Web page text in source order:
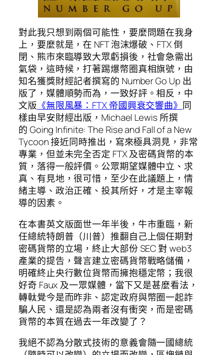
對此我只想到兩個可能性，要麼問題在我身
上，要麼就是，在 NFT 泡沫爆破、FTX 倒
閉、熊市來臨導致大眾虧損後，社會急需出
氣袋，這時候，打著踢爆幣圈真相旗號，由
知名獲獎財經記者撰寫的 Number Go Up 出
版了，媒體順勢而為，一致好評。相反，中
文版 《無限風暴：FTX 帝國興衰交響曲》 同
樣由早安財經出版，Michael Lewis 所撰
的Going Infinite: The Rise and Fall of a New
Tycoon接近同時推出，寫來極具洞見，非常
專業，但並未完全否定 FTX 及密碼貨幣的本
質，落得一般評價。公眾期望媒體中立、求
真、有見地，很可惜，至少在此議題上，情
緒主導、政治正確、投其所好，才是主宰報
導的因素。
在本書英文版面世一年半後，牛市重臨，新
任總統特朗普（川普）推翻自己上個任期對
密碼貨幣的立場，終止大部份 SEC 對 web3
產業的提告，聲言建立密碼貨幣戰略儲備，
明確終止央行數位貨幣而擁抱穩定幣；我很
好奇 Faux 及一眾媒體，當下又是甚麼看法，
轉軚覺今是而昨非、認定政府與幣圈一起詐
騙人民、還是認為兩者沒有衝突，而是密碼
貨幣的本質在過去一年改變了？
我絕不認為分散式技術的意義會隨一國總統